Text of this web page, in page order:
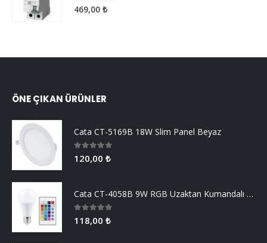
5.005 üzerinden
469,00 ₺
ÖNE ÇIKAN ÜRÜNLER
Cata CT-5169B 18W Slim Panel Beyaz
0 5 üzerinden
120,00 ₺
Cata CT-4058B 9W RGB Uzaktan Kumandalı Led Ampul Beyaz Işık
0 5 üzerinden
118,00 ₺